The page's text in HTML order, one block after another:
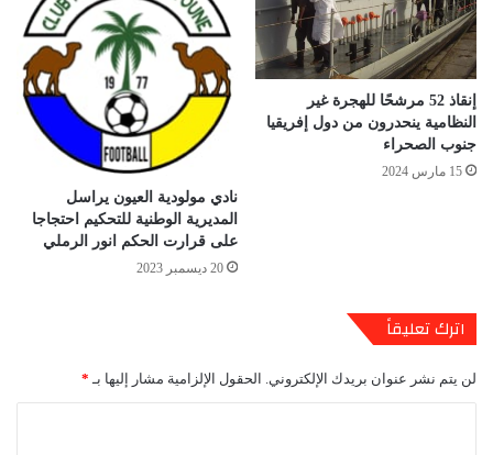
إنقاذ 52 مرشحًا للهجرة غير
النظامية ينحدرون من دول إفريقيا
جنوب الصحراء
15 مارس 2024
نادي مولودية العيون يراسل
المديرية الوطنية للتحكيم احتجاجا
على قرارت الحكم انور الرملي
20 ديسمبر 2023
اترك تعليقاً
لن يتم نشر عنوان بريدك الإلكتروني. الحقول الإلزامية مشار إليها بـ *